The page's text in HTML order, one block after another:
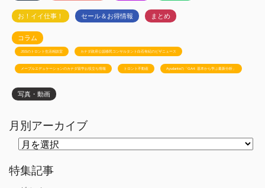
お！イイ仕事！ セール＆お得情報 まとめ
コラム
JSSのトロント生活相談室 カナダ政府公認移民コンサルタント白石有紀のビザニュース
メープルエデュケーションのカナダ留学お役立ち情報 トロント不動産 Ayudanteの「GA4: 基本から学ぶ最新分析」
写真・動画
月別アーカイブ
ー
カ
特集記事